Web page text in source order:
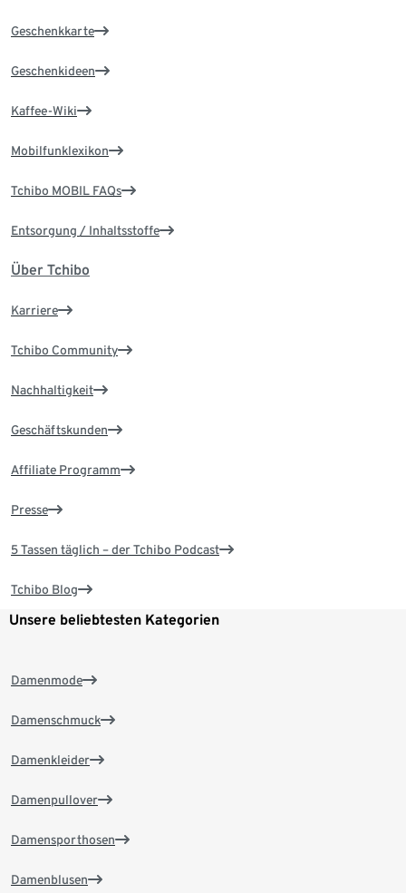
Geschenkkarte
Geschenkideen
Kaffee-Wiki
Mobilfunklexikon
Tchibo MOBIL FAQs
Entsorgung / Inhaltsstoffe
Über Tchibo
Karriere
Tchibo Community
Nachhaltigkeit
Geschäftskunden
Affiliate Programm
Presse
5 Tassen täglich – der Tchibo Podcast
Tchibo Blog
Unsere beliebtesten Kategorien
Damenmode
Damenschmuck
Damenkleider
Damenpullover
Damensporthosen
Damenblusen